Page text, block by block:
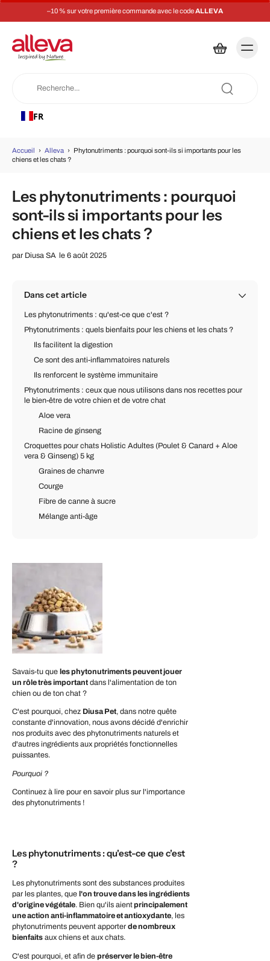
avec le codeALLEVA Livraison gratuite à
FR
Accueil › Alleva › Phytonutriments : pourquoi sont-ils si importants pour les
chiens et les chats ?
Les phytonutriments : pourquoi
sont-ils si importants pour les
chiens et les chats ?
par Diusa SA le 6 août 2025
Dans cet article
Les phytonutriments : qu'est-ce que c'est ?
Phytonutriments : quels bienfaits pour les chiens et les chats ?
Ils facilitent la digestion
Ce sont des anti-inflammatoires naturels
Ils renforcent le système immunitaire
Phytonutriments : ceux que nous utilisons dans nos recettes pour
le bien-être de votre chien et de votre chat
Aloe vera
Racine de ginseng
Croquettes pour chats Holistic Adultes (Poulet & Canard + Aloe
vera & Ginseng) 5 kg
Graines de chanvre
Courge
Fibre de canne à sucre
Mélange anti-âge
Savais-tu que les phytonutriments peuvent jouer
un rôle très important dans l'alimentation de ton
chien ou de ton chat ?
C'est pourquoi, chez Diusa Pet, dans notre quête
constante d'innovation, nous avons décidé d'enrichir
nos produits avec des phytonutriments naturels et
d'autres ingrédients aux propriétés fonctionnelles
puissantes.
Pourquoi ?
Continuez à lire pour en savoir plus sur l'importance
des phytonutriments !
Les phytonutriments : qu'est-ce que c'est
?
Les phytonutriments sont des substances produites
par les plantes, que l'on trouve dans les ingrédients
d'origine végétale. Bien qu'ils aientprincipalement
une action anti-inflammatoire et antioxydante, les
phytonutriments peuvent apporter de nombreux
bienfaits aux chiens et aux chats.
C'est pourquoi, et afin de préserver le bien-être